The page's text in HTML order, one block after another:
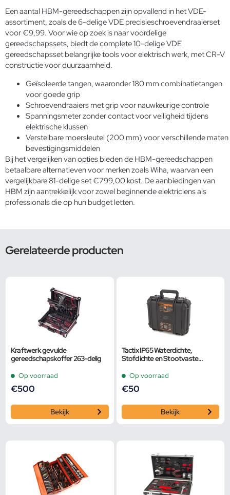
Een aantal HBM-gereedschappen zijn opvallend in het VDE-
assortiment, zoals de 6-delige VDE precisieschroevendraaierset
voor €9,99. Voor wie op zoek is naar voordelige
gereedschapssets, biedt de complete 10-delige VDE
gereedschapsset belangrijke tools voor elektrisch werk, met CR-V
constructie voor duurzaamheid.
Geïsoleerde tangen, waaronder 180 mm combinatietangen
voor goede grip
Schroevendraaiers met grip voor nauwkeurige controle
Spanningsmeter zonder contact voor veiligheid tijdens
elektrische klussen
Verstelbare moersleutel (200 mm) voor verschillende maten
bevestigingsmiddelen
Bij het vergelijken van opties bieden de HBM-gereedschappen
betaalbare alternatieven voor merken zoals Wiha, waarvan een
vergelijkbare 81-delige set €799,00 kost. De aanbiedingen van
HBM zijn aantrekkelijk voor zowel beginnende elektriciens als
professionals die op hun budget letten.
Gerelateerde producten
Kraftwerk gevulde
gereedschapskoffer 263-delig
Op voorraad
€500
Bekijk
Tactix IP65 Waterdichte,
Stofdichte en Stootvaste
15,5 cm
Op voorraad
€50
Bekijk